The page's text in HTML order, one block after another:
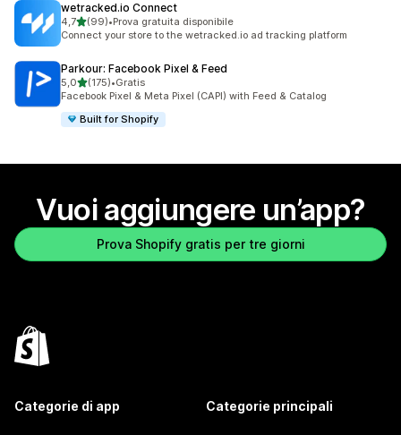
wetracked.io Connect
4,7stelle su 5
(99)
99 recensioni totali
•Prova gratuita disponibile
Connect your store to the wetracked.io ad tracking platform
Parkour: Facebook Pixel & Feed
5,0stelle su 5
(175)
175 recensioni totali
•Gratis
Facebook Pixel & Meta Pixel (CAPI) with Feed & Catalog
Built for Shopify
Vuoi aggiungere un’app?
Prova Shopify gratis per tre giorni
Categorie di app Categorie principali